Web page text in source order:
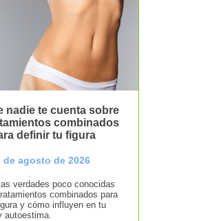
nadie te cuenta sobre
combinados
definir tu figura
de agosto de 2026
verdades poco conocidas
combinados para
y cómo influyen en tu
autoestima.